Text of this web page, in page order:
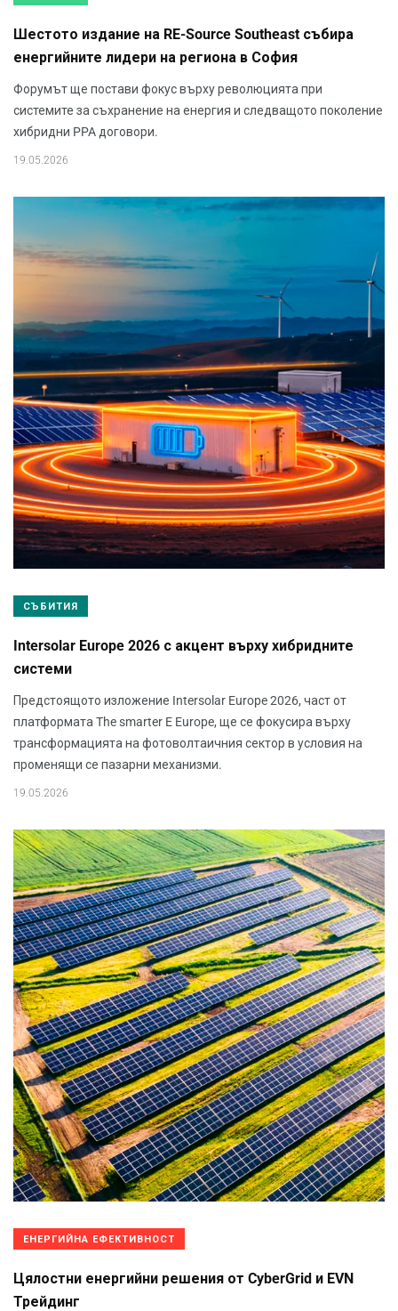
Шестото издание на RE-Source Southeast събира
енергийните лидери на региона в София
Форумът ще постави фокус върху революцията при
системите за съхранение на енергия и следващото поколение
хибридни PPA договори.
19.05.2026
СЪБИТИЯ
Intersolar Europe 2026 с акцент върху хибридните
системи
Предстоящото изложение Intersolar Europe 2026, част от
платформата The smarter E Europe, ще се фокусира върху
трансформацията на фотоволтаичния сектор в условия на
променящи се пазарни механизми.
19.05.2026
ЕНЕРГИЙНА ЕФЕКТИВНОСТ
Цялостни енергийни решения от CyberGrid и EVN
Трейдинг